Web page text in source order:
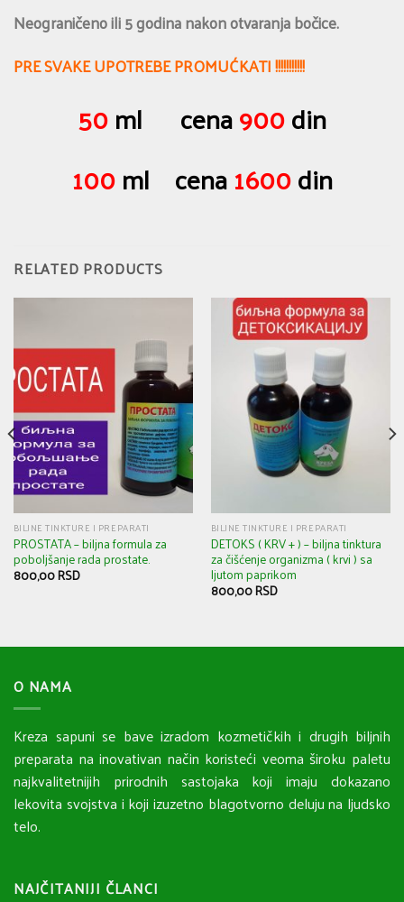
Neograničeno ili 5 godina nakon otvaranja bočice.
PRE SVAKE UPOTREBE PROMUĆKATI !!!!!!!!!!!
50ml cena900din
100ml cena1600din
RELATED PRODUCTS
BILJNE TINKTURE I PREPARATI
PROSTATA – biljna formula za
poboljšanje rada prostate.
800,00RSD
BILJNE TINKTURE I PREPARATI
DETOKS ( KRV + ) – biljna tinktura
za čišćenje organizma ( krvi ) sa
ljutom paprikom
800,00RSD
O NAMA
Kreza sapuni se bave izradom kozmetičkih i drugih biljnih
preparata na inovativan način koristeći veoma široku paletu
najkvalitetnijih prirodnih sastojaka koji imaju dokazano
lekovita svojstva i koji izuzetno blagotvorno deluju na ljudsko
telo.
NAJČITANIJI ČLANCI